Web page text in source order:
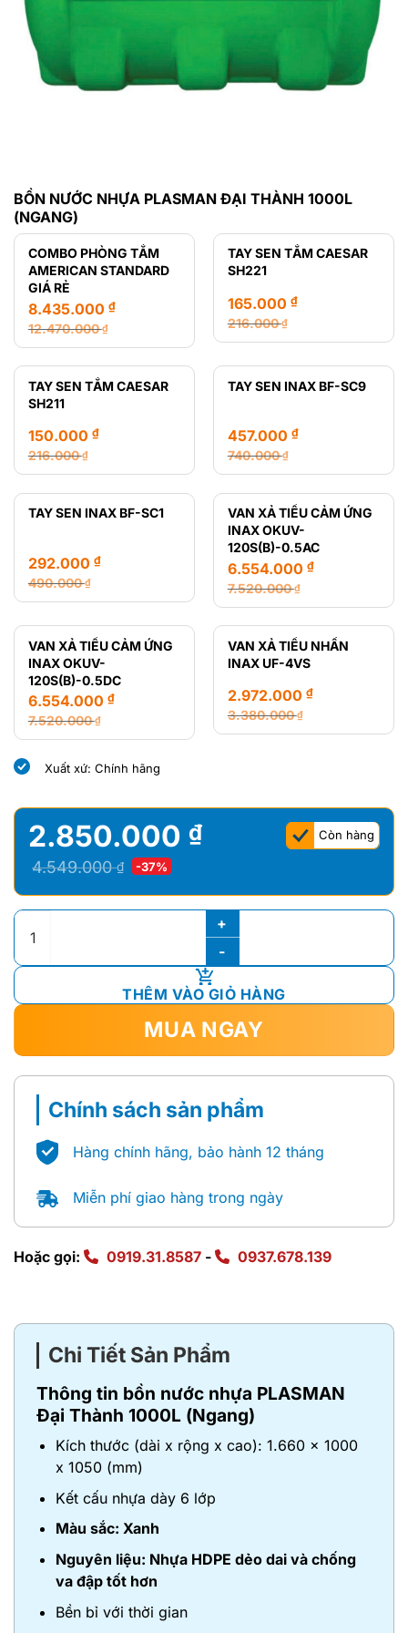
BỒN NƯỚC NHỰA PLASMAN ĐẠI THÀNH 1000L
(NGANG)
COMBO PHÒNG TẮM
AMERICAN STANDARD
GIÁ RẺ
12.470.000₫
Giá
gốc
là:
12.470.000 ₫.
8.435.000 ₫
Giá
hiện
tại
là:
TAY SEN TẮM CAESAR
SH221
216.000₫
Giá
216.000 ₫.
165.000 ₫
Giá
là:
TAY SEN TẮM CAESAR
SH211
216.000₫
Giá
gốc
là:
150.000 ₫
Giá
hiện
tại
TAY SEN INAX BF-SC9
740.000₫
Giá
gốc
là:
740.000 ₫.
457.000 ₫
Giá
hiện
tại
là:
457.000 ₫.
TAY SEN INAX BF-SC1
490.000₫
Giá
490.000 ₫.
292.000 ₫
Giá
là:
292.000 ₫.
VAN XẢ TIỂU CẢM ỨNG
INAX OKUV-
120S(B)-0.5AC
7.520.000₫
Giá
gốc
là:
7.520.000 ₫.
6.554.000 ₫
Giá
hiện
tại
là:
VAN XẢ TIỂU CẢM ỨNG
INAX OKUV-
120S(B)-0.5DC
7.520.000₫
Giá
là:
6.554.000 ₫
Giá
tại
6.554.000 ₫.
VAN XẢ TIỂU NHẤN
INAX UF-4VS
3.380.000₫
Giá
2.972.000 ₫
Giá
2.972.000 ₫.
Xuất xứ: Chính hãng
4.549.000₫
Giá
là:
4.549.000 ₫.
2.850.000 ₫
Giá
tại
là:
2.850.000 ₫.
-37%
Còn hàng
BỒN NƯỚC NHỰA PLASMAN ĐẠI THÀNH 1000L (NGANG) số
THÊM VÀO GIỎ HÀNG
MUA NGAY
Chính sách sản phẩm
Hàng chính hãng, bảo hành 12 tháng
Miễn phí giao hàng trong ngày
Hoặc gọi: 0919.31.8587 - 0937.678.139
Chi Tiết Sản Phẩm
Thông tin bồn nước nhựa PLASMAN
Đại Thành 1000L (Ngang)
Kích thước (dài x rộng x cao): 1.660 x 1000
x 1050 (mm)
Kết cấu nhựa dày 6 lớp
Màu sắc: Xanh
Nguyên liệu: Nhựa HDPE dẻo dai và chống
va đập tốt hơn
Bền bỉ với thời gian